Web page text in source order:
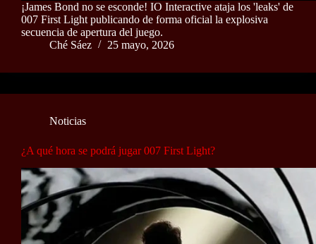
¡James Bond no se esconde! IO Interactive ataja los 'leaks' de
007 First Light publicando de forma oficial la explosiva
secuencia de apertura del juego.
Ché Sáez
25 mayo, 2026
Noticias
¿A qué hora se podrá jugar 007 First Light?